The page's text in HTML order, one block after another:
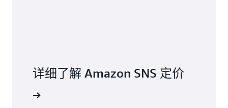
详细了解 Amazon SNS 定价